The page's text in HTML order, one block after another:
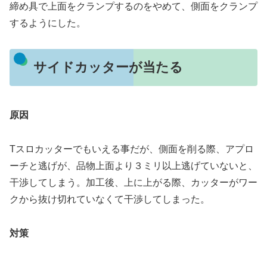
締め具で上面をクランプするのをやめて、側面をクランプ
するようにした。
サイドカッターが当たる
原因
Tスロカッターでもいえる事だが、側面を削る際、アプロ
ーチと逃げが、品物上面より３ミリ以上逃げていないと、
干渉してしまう。加工後、上に上がる際、カッターがワー
クから抜け切れていなくて干渉してしまった。
対策